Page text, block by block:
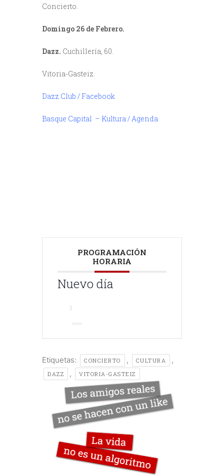
Concierto.
Domingo 26 de Febrero.
Dazz. Cuchillería, 60.
Vitoria-Gasteiz.
Dazz Club / Facebook
Basque Capital – Kultura / Agenda
PROGRAMACIÓN
HORARIA
Nuevo día
Etiquetas: CONCIERTO , CULTURA ,
DAZZ , VITORIA-GASTEIZ